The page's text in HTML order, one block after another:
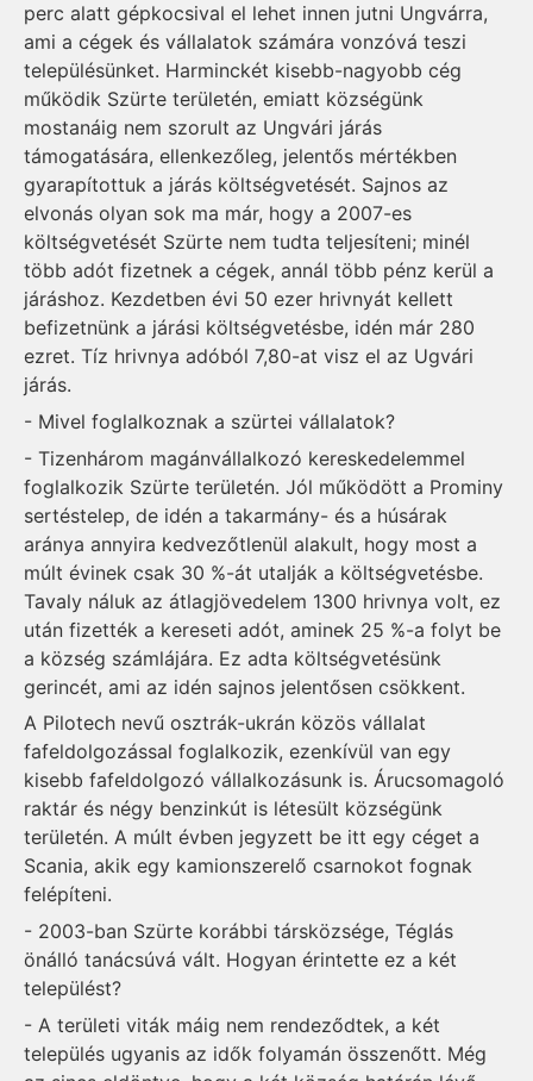
perc alatt gépkocsival el lehet innen jutni Ungvárra,
ami a cégek és vállalatok számára vonzóvá teszi
településünket. Harminckét kisebb-nagyobb cég
működik Szürte területén, emiatt községünk
mostanáig nem szorult az Ungvári járás
támogatására, ellenkezőleg, jelentős mértékben
gyarapítottuk a járás költségvetését. Sajnos az
elvonás olyan sok ma már, hogy a 2007-es
költségvetését Szürte nem tudta teljesíteni; minél
több adót fizetnek a cégek, annál több pénz kerül a
járáshoz. Kezdetben évi 50 ezer hrivnyát kellett
befizetnünk a járási költségvetésbe, idén már 280
ezret. Tíz hrivnya adóból 7,80-at visz el az Ugvári
járás.
- Mivel foglalkoznak a szürtei vállalatok?
- Tizenhárom magánvállalkozó kereskedelemmel
foglalkozik Szürte területén. Jól működött a Prominy
sertéstelep, de idén a takarmány- és a húsárak
aránya annyira kedvezőtlenül alakult, hogy most a
múlt évinek csak 30 %-át utalják a költségvetésbe.
Tavaly náluk az átlagjövedelem 1300 hrivnya volt, ez
után fizették a kereseti adót, aminek 25 %-a folyt be
a község számlájára. Ez adta költségvetésünk
gerincét, ami az idén sajnos jelentősen csökkent.
A Pilotech nevű osztrák-ukrán közös vállalat
fafeldolgozással foglalkozik, ezenkívül van egy
kisebb fafeldolgozó vállalkozásunk is. Árucsomagoló
raktár és négy benzinkút is létesült községünk
területén. A múlt évben jegyzett be itt egy céget a
Scania, akik egy kamionszerelő csarnokot fognak
felépíteni.
- 2003-ban Szürte korábbi társközsége, Téglás
önálló tanácsúvá vált. Hogyan érintette ez a két
települést?
- A területi viták máig nem rendeződtek, a két
település ugyanis az idők folyamán összenőtt. Még